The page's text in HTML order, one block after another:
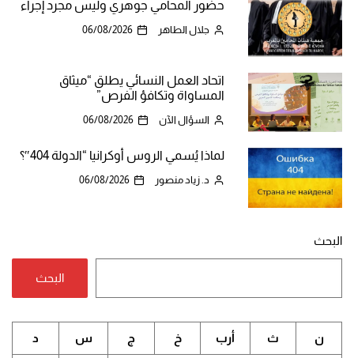
حضور المحامي جوهري وليس مجرد إجراء
جلال الطاهر 06/08/2026
اتحاد العمل النسائي يطلق “ميثاق
المساواة وتكافؤ الفرص”
السؤال الآن 06/08/2026
لماذا يُسمي الروس أوكرانيا “الدولة 404″؟
د. زياد منصور 06/08/2026
البحث
البحث
ن ث أرب خ ج س د